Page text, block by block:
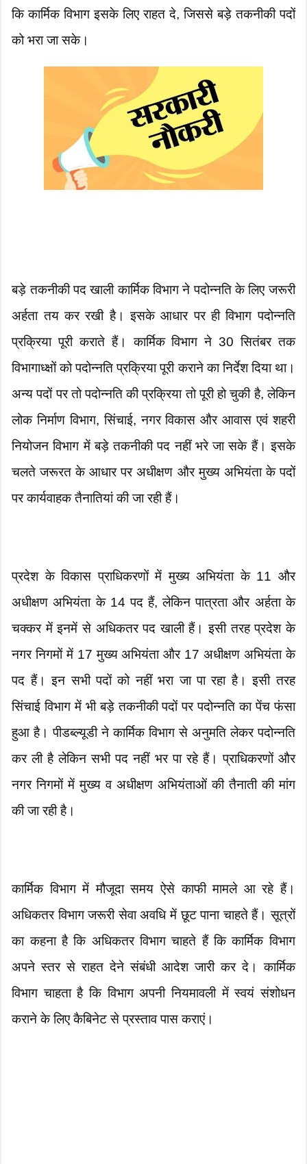
कि कार्मिक विभाग इसके लिए राहत दे, जिससे बड़े तकनीकी पदों
को भरा जा सके।
बड़े तकनीकी पद खाली कार्मिक विभाग ने पदोन्नति के लिए जरूरी
अर्हता तय कर रखी है। इसके आधार पर ही विभाग पदोन्नति
प्रक्रिया पूरी कराते हैं। कार्मिक विभाग ने 30 सितंबर तक
विभागाध्क्षों को पदोन्नति प्रक्रिया पूरी कराने का निर्देश दिया था।
अन्य पदों पर तो पदोन्नति की प्रक्रिया तो पूरी हो चुकी है, लेकिन
लोक निर्माण विभाग, सिंचाई, नगर विकास और आवास एवं शहरी
नियोजन विभाग में बड़े तकनीकी पद नहीं भरे जा सके हैं। इसके
चलते जरूरत के आधार पर अधीक्षण और मुख्य अभियंता के पदों
पर कार्यवाहक तैनातियां की जा रही हैं।
प्रदेश के विकास प्राधिकरणों में मुख्य अभियंता के 11 और
अधीक्षण अभियंता के 14 पद हैं, लेकिन पात्रता और अर्हता के
चक्कर में इनमें से अधिकतर पद खाली हैं। इसी तरह प्रदेश के
नगर निगमों में 17 मुख्य अभियंता और 17 अधीक्षण अभियंता के
पद हैं। इन सभी पदों को नहीं भरा जा पा रहा है। इसी तरह
सिंचाई विभाग में भी बड़े तकनीकी पदों पर पदोन्नति का पेंच फंसा
हुआ है। पीडब्ल्यूडी ने कार्मिक विभाग से अनुमति लेकर पदोन्नति
कर ली है लेकिन सभी पद नहीं भर पा रहे हैं। प्राधिकरणों और
नगर निगमों में मुख्य व अधीक्षण अभियंताओं की तैनाती की मांग
की जा रही है।
कार्मिक विभाग में मौजूदा समय ऐसे काफी मामले आ रहे हैं।
अधिकतर विभाग जरूरी सेवा अवधि में छूट पाना चाहते हैं। सूत्रों
का कहना है कि अधिकतर विभाग चाहते हैं कि कार्मिक विभाग
अपने स्तर से राहत देने संबंधी आदेश जारी कर दे। कार्मिक
विभाग चाहता है कि विभाग अपनी नियमावली में स्वयं संशोधन
कराने के लिए कैबिनेट से प्रस्ताव पास कराएं।